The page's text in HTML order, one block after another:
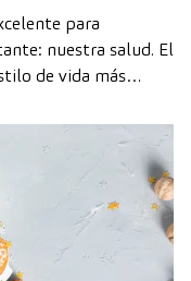
para
nuestra salud. El
de vida más
tu bienestar físico y